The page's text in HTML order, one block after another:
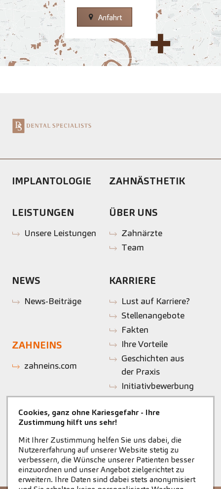
Anfahrt
IMPLANTOLOGIE ZAHNÄSTHETIK
LEISTUNGEN
Unsere Leistungen
ÜBER UNS
Zahnärzte
Team
NEWS
News-Beiträge
KARRIERE
Lust auf Karriere?
Stellenangebote
Fakten
Ihre Vorteile
Geschichten aus
der Praxis
Initiativbewerbung
ZAHNEINS
zahneins.com
Cookies, ganz ohne Kariesgefahr - Ihre
Zustimmung hilft uns sehr!
Mit Ihrer Zustimmung helfen Sie uns dabei, die
Nutzererfahrung auf unserer Website stetig zu
verbessern, die Wünsche unserer Patienten besser
einzuordnen und unser Angebot zielgerichtet zu
erweitern. Ihre Daten sind dabei stets anonymisiert